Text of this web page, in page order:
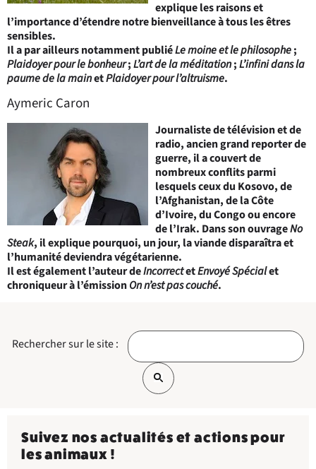
explique les raisons et
l’importance d’étendre notre bienveillance à tous les êtres
sensibles.
Il a par ailleurs notamment publiéLe moine et le philosophe;
Plaidoyer pour le bonheur;L’art de la méditation;L’infini dans la
paume de la mainetPlaidoyer pour l’altruisme.
Aymeric Caron
Journaliste de télévision et de
radio, ancien grand reporter de
guerre, il a couvert de
nombreux conflits parmi
lesquels ceux du Kosovo, de
l’Afghanistan, de la Côte
d’Ivoire, du Congo ou encore
de l’Irak. Dans son ouvrageNo
Steak, il explique pourquoi, un jour, la viande disparaîtra et
l’humanité deviendra végétarienne.
Il est également l’auteur deIncorrectetEnvoyé Spécialet
chroniqueur à l’émissionOn n’est pas couché.
Rechercher sur le site :
Suivez nos actualités et actions pour
les animaux !